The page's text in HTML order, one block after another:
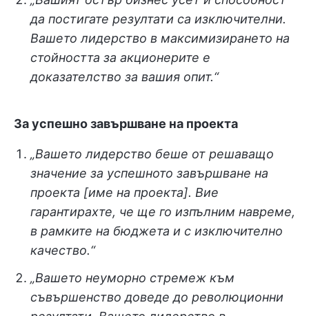
да постигате резултати са изключителни.
Вашето лидерство в максимизирането на
стойността за акционерите е
доказателство за вашия опит.“
За успешно завършване на проекта
„Вашето лидерство беше от решаващо
значение за успешното завършване на
проекта [име на проекта]. Вие
гарантирахте, че ще го изпълним навреме,
в рамките на бюджета и с изключително
качество.“
„Вашето неуморно стремеж към
съвършенство доведе до революционни